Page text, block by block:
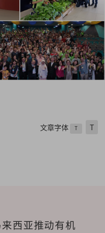
文章字体 T T
西亚推动有机